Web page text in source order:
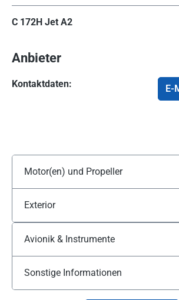
C 172H Jet A2
Anbieter
Kontaktdaten: E-
Motor(en) und Propeller
Exterior
Avionik & Instrumente
Sonstige Informationen